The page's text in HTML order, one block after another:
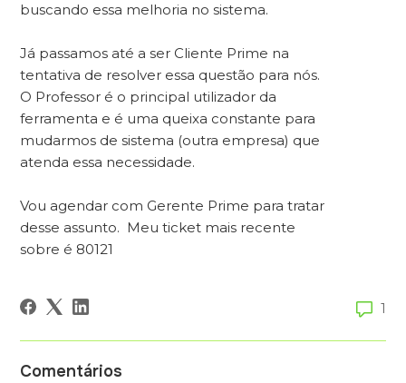
buscando essa melhoria no sistema.
Já passamos até a ser Cliente Prime na
tentativa de resolver essa questão para nós.
O Professor é o principal utilizador da
ferramenta e é uma queixa constante para
mudarmos de sistema (outra empresa) que
atenda essa necessidade.
Vou agendar com Gerente Prime para tratar
desse assunto. Meu ticket mais recente
sobre é 80121
1
Comentários